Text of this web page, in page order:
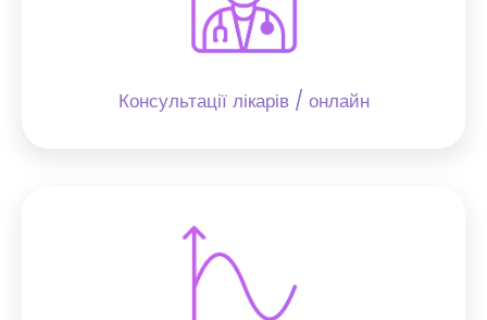
Консультації лікарів / онлайн